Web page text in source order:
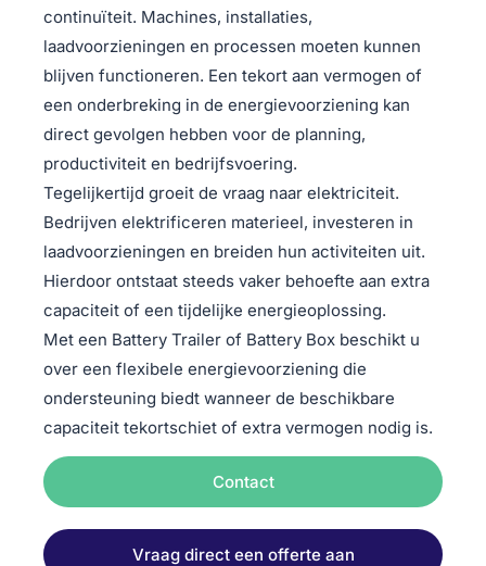
continuïteit. Machines, installaties,
laadvoorzieningen en processen moeten kunnen
blijven functioneren. Een tekort aan vermogen of
een onderbreking in de energievoorziening kan
direct gevolgen hebben voor de planning,
productiviteit en bedrijfsvoering.
Tegelijkertijd groeit de vraag naar elektriciteit.
Bedrijven elektrificeren materieel, investeren in
laadvoorzieningen en breiden hun activiteiten uit.
Hierdoor ontstaat steeds vaker behoefte aan extra
capaciteit of een tijdelijke energieoplossing.
Met een Battery Trailer of Battery Box beschikt u
over een flexibele energievoorziening die
ondersteuning biedt wanneer de beschikbare
capaciteit tekortschiet of extra vermogen nodig is.
Contact
Vraag direct een offerte aan